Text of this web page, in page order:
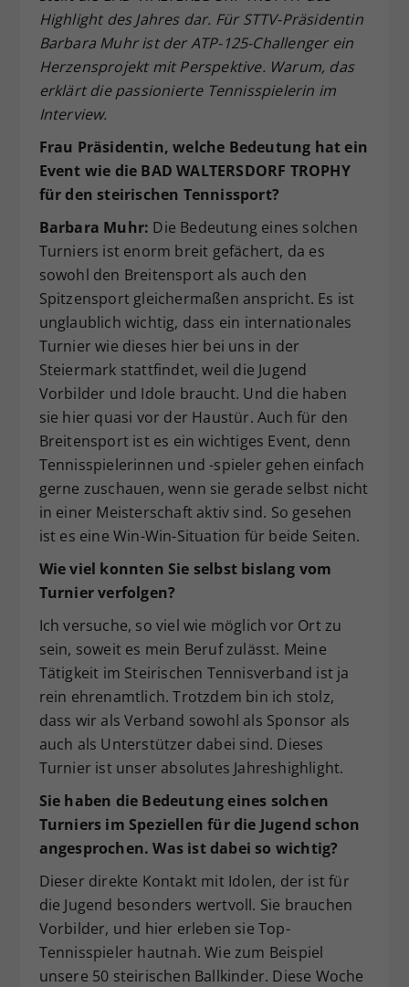
Highlight des Jahres dar. Für STTV-Präsidentin
Barbara Muhr ist der ATP-125-Challenger ein
Herzensprojekt mit Perspektive. Warum, das
erklärt die passionierte Tennisspielerin im
Interview.
Frau Präsidentin, welche Bedeutung hat ein
Event wie die BAD WALTERSDORF TROPHY
für den steirischen Tennissport?
Barbara Muhr: Die Bedeutung eines solchen
Turniers ist enorm breit gefächert, da es
sowohl den Breitensport als auch den
Spitzensport gleichermaßen anspricht. Es ist
unglaublich wichtig, dass ein internationales
Turnier wie dieses hier bei uns in der
Steiermark stattfindet, weil die Jugend
Vorbilder und Idole braucht. Und die haben
sie hier quasi vor der Haustür. Auch für den
Breitensport ist es ein wichtiges Event, denn
Tennisspielerinnen und -spieler gehen einfach
gerne zuschauen, wenn sie gerade selbst nicht
in einer Meisterschaft aktiv sind. So gesehen
ist es eine Win-Win-Situation für beide Seiten.
Wie viel konnten Sie selbst bislang vom
Turnier verfolgen?
Ich versuche, so viel wie möglich vor Ort zu
sein, soweit es mein Beruf zulässt. Meine
Tätigkeit im Steirischen Tennisverband ist ja
rein ehrenamtlich. Trotzdem bin ich stolz,
dass wir als Verband sowohl als Sponsor als
auch als Unterstützer dabei sind. Dieses
Turnier ist unser absolutes Jahreshighlight.
Sie haben die Bedeutung eines solchen
Turniers im Speziellen für die Jugend schon
angesprochen. Was ist dabei so wichtig?
Dieser direkte Kontakt mit Idolen, der ist für
die Jugend besonders wertvoll. Sie brauchen
Vorbilder, und hier erleben sie Top-
Tennisspieler hautnah. Wie zum Beispiel
unsere 50 steirischen Ballkinder. Diese Woche
Zweck
Dieser Wert speichert Ihre Consent-
Einstellungen. Unter anderem eine
zufällig generierte ID, für die
historische Speicherung Ihrer
vorgenommen Einstellungen, falls der
hat.